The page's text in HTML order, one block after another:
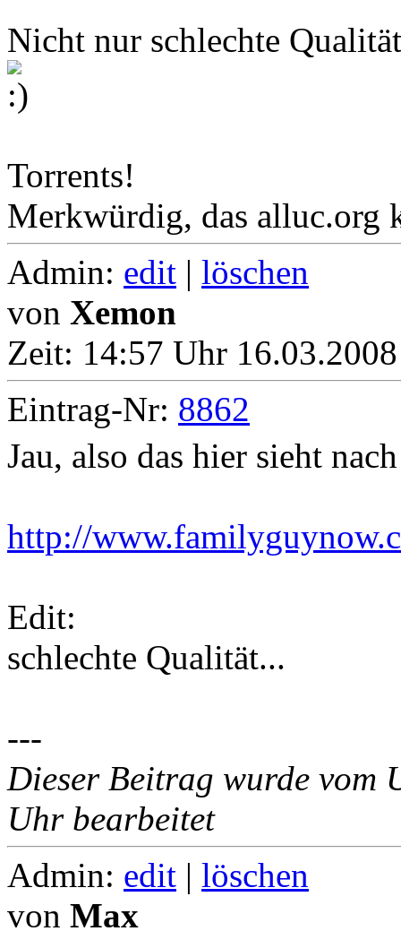
Nicht nur schlechte
Torrents!
Merkwürdig, das alluc.org
Admin: edit | löschen
von Xemon
Zeit: 14:57 Uhr
Eintrag-Nr: 8862
Jau, also das hier sieht
http://
Edit:
schlechte Qualität...
---
Dieser Beitrag wurde vom
Uhr bearbeitet
Admin: edit | löschen
von Max